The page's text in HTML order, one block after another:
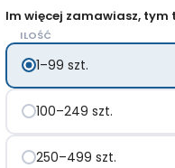
B'RIGHT
|
Christabel
Im więcej zamawiasz,
ILOŚĆ
1–99 szt.
100–249 szt.
250–499 szt.